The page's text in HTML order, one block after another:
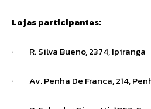
Lojas participantes:
· R. Silva Bueno, 2374, Ipiranga
· Av. Penha De Franca, 214,